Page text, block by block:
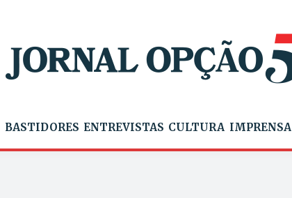
BASTIDORES ENTREVISTAS CULTURA IMPRENSA